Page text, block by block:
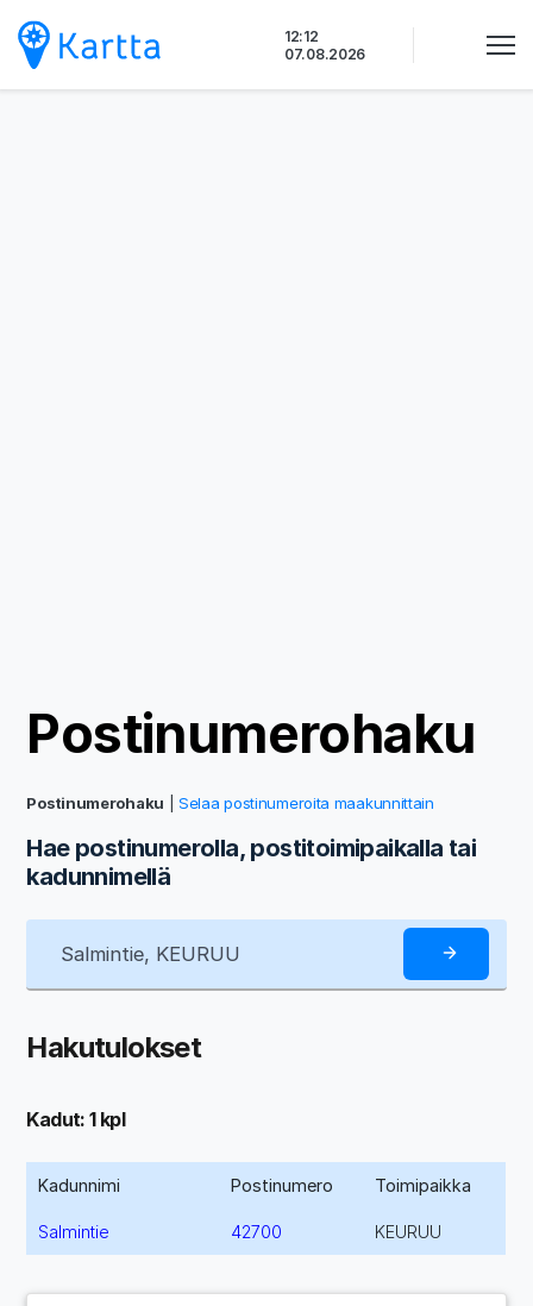
sisältöön
12:12
07.08.2026
Postinumerohaku
Postinumerohaku |Selaa postinumeroita maakunnittain
Hae postinumerolla, postitoimipaikalla tai
kadunnimellä
Hakutulokset
Kadut: 1 kpl
Kadunnimi Postinumero Toimipaikka
Salmintie 42700 KEURUU